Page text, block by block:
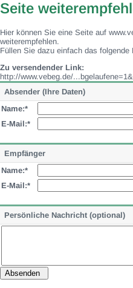
Seite
Hier können Sie eine Seite auf
weiterempfehlen.
Füllen Sie dazu einfach das folgende
Zu versendender Link:
http://www.vebeg.de/
Absender (Ihre Daten)
Name:*
E-Mail:*
Empfänger
Name:*
E-Mail:*
Persönliche Nachricht (optional)